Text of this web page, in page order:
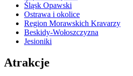
Śląsk Opawski
Ostrawa i okolice
Region Morawskich Kravarzy
Beskidy-Wołoszczyzna
Jesioniki
Atrakcje